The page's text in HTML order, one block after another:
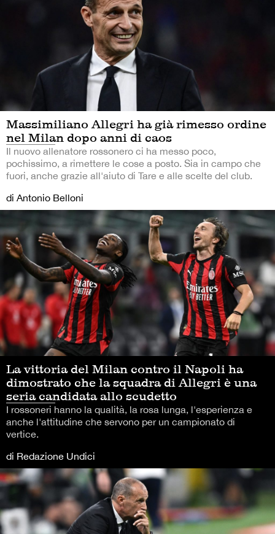
Massimiliano Allegri ha già rimesso ordine
nel Milan dopo anni di caos
Il nuovo allenatore rossonero ci ha messo poco,
pochissimo, a rimettere le cose a posto. Sia in campo che
fuori, anche grazie all'aiuto di Tare e alle scelte del club.
di Antonio Belloni
La vittoria del Milan contro il Napoli ha
dimostrato che la squadra di Allegri è una
seria candidata allo scudetto
I rossoneri hanno la qualità, la rosa lunga, l'esperienza e
anche l'attitudine che servono per un campionato di
vertice.
di Redazione Undici